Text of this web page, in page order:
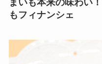
まいも本来の味わい
もフィナンシェ